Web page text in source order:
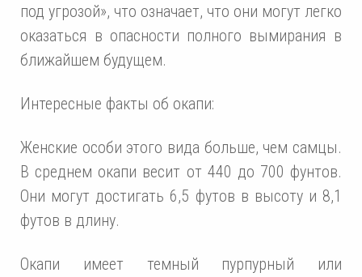
под угрозой», что означает, что они могут легко
оказаться в опасности полного вымирания в
ближайшем будущем.
Интересные факты об окапи:
Женские особи этого вида больше, чем самцы.
В среднем окапи весит от 440 до 700 фунтов.
Они могут достигать 6,5 футов в высоту и 8,1
футов в длину.
Окапи имеет темный пурпурный или